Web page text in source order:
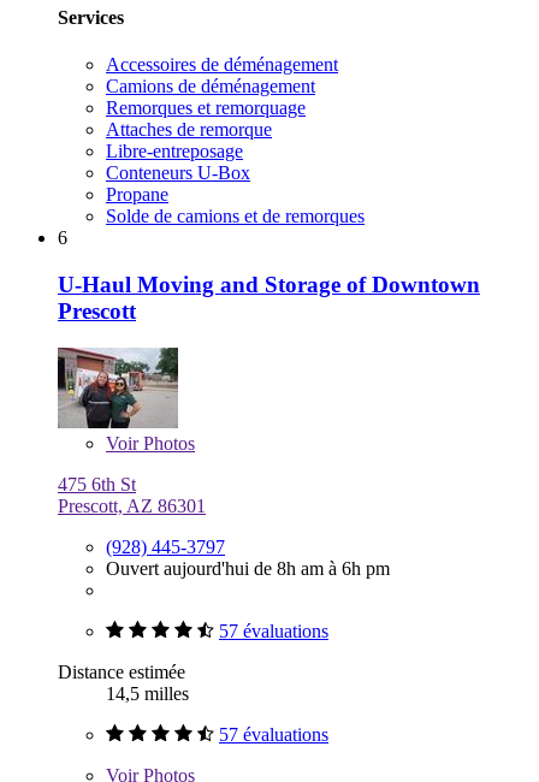
Services
Accessoires de déménagement
Camions de déménagement
Remorques et remorquage
Attaches de remorque
Libre-entreposage
Conteneurs U-Box
Propane
Solde de camions et de remorques
6
U-Haul Moving and Storage of Downtown
Prescott
VoirPhotos
475 6th St
Prescott, AZ 86301
(928) 445-3797
Ouvert aujourd'hui de 8h am à 6h pm
57 évaluations
Distance estimée
14,5 milles
57 évaluations
VoirPhotos